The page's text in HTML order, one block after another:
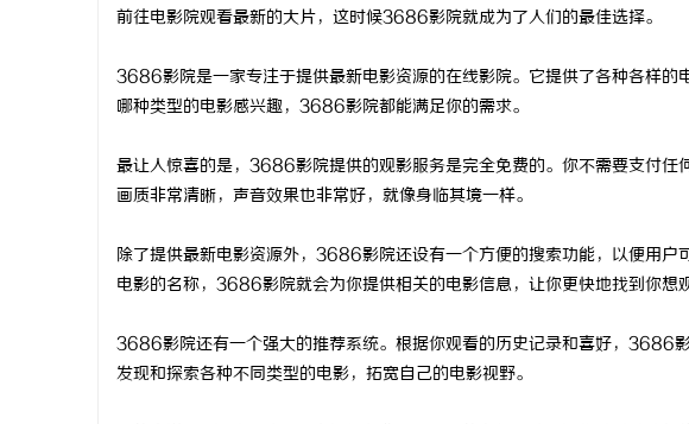
前往电影院观看最新的大片，这时候3686影院就成为了人们的最佳选择。
3686影院是一家专注于提供最新电影资源的在线影院。它提供了各种各样的
哪种类型的电影感兴趣，3686影院都能满足你的需求。
最让人惊喜的是，3686影院提供的观影服务是完全免费的。你不需要支付
画质非常清晰，声音效果也非常好，就像身临其境一样。
除了提供最新电影资源外，3686影院还设有一个方便的搜索功能，以便用户
电影的名称，3686影院就会为你提供相关的电影信息，让你更快地找到你想
3686影院还有一个强大的推荐系统。根据你观看的历史记录和喜好，3686
发现和探索各种不同类型的电影，拓宽自己的电影视野。